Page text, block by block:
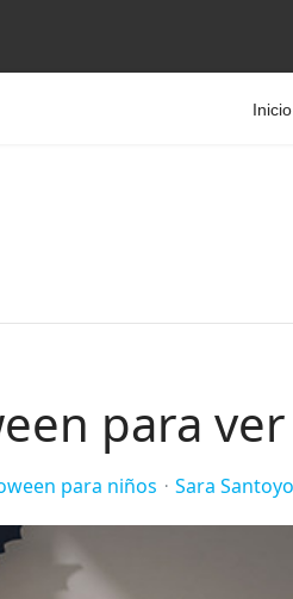
Inicio
para
para niños Sara Santoyo